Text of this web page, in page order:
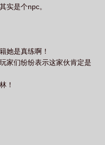
实是个npc。
她是真练啊！
家们纷纷表示这家伙肯定是
！